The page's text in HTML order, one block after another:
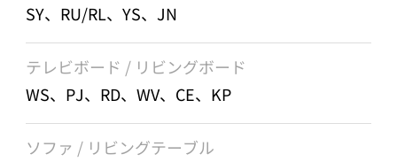
SY、RU/RL、YS、JN
テレビボード / リビングボード
WS、PJ、RD、WV、CE、KP
ソファ / リビングテーブル